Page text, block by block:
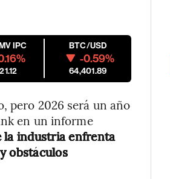
IPC BTC/USD
-0.59%
64,401.89
pero 2026 será un año
en un informe
la industria enfrenta
obstáculos